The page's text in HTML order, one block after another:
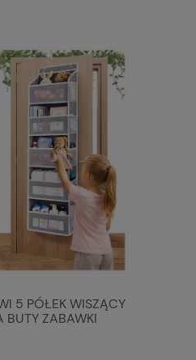
5 PÓŁEK WISZĄCY
BUTY ZABAWKI